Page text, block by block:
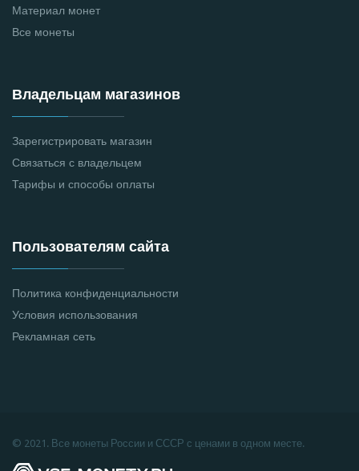
Материал монет
Все монеты
Владельцам магазинов
Зарегистрировать магазин
Связаться с владельцем
Тарифы и способы оплаты
Пользователям сайта
Политика конфиденциальности
Условия использования
Рекламная сеть
© 2021. Все монеты России и СССР с ценами в одном месте.